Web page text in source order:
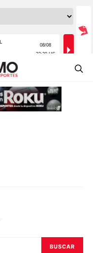
BUSCAR